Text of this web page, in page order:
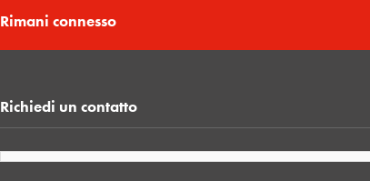
Rimani connesso
Richiedi un contatto